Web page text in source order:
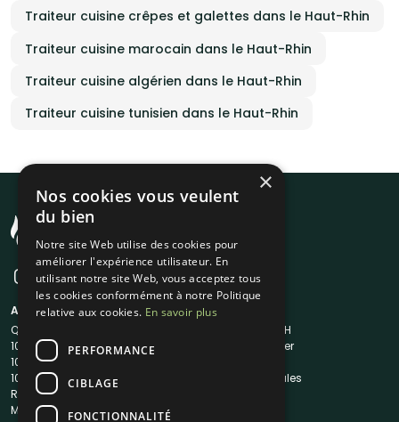
Traiteur cuisine crêpes et galettes dans le Haut-Rhin
Traiteur cuisine marocain dans le Haut-Rhin
Traiteur cuisine algérien dans le Haut-Rhin
Traiteur cuisine tunisien dans le Haut-Rhin
A propos
Qui sommes-nous ?
1001Salles
1001Salles PRO
1001DJ
Reserverunbar
MP2
Liens utiles
Traiteur en 48H
Nous contacter
Mentions légales
×
Nos cookies vous veulent
du bien
Notre site Web utilise des cookies pour
améliorer l'expérience utilisateur. En
utilisant notre site Web, vous acceptez tous
les cookies conformément à notre Politique
relative aux cookies. En savoir plus
PERFORMANCE
CIBLAGE
FONCTIONNALITÉ